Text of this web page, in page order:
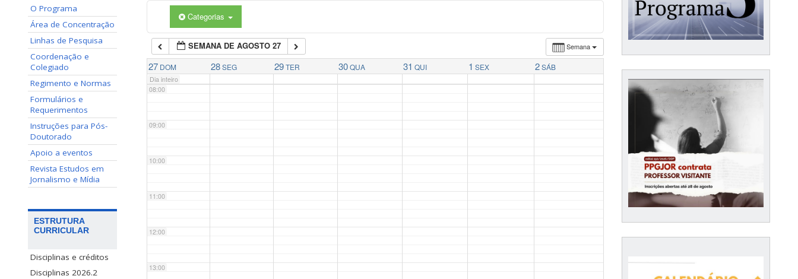
O Programa
Área de Concentração
Linhas de Pesquisa
Coordenação e
Colegiado
Regimento e Normas
Formulários e
Requerimentos
Instruções para Pós-
Doutorado
Apoio a eventos
Revista Estudos em
Jornalismo e Mídia
ESTRUTURA
CURRICULAR
Disciplinas e créditos
Disciplinas 2026.2
Categorias
Semana
SEMANA DE AGOSTO 27
27 DOM 28 SEG 29 TER 30 QUA 31 QUI 1 SEX 2 SÁB
Dia inteiro
07:00
08:00
09:00
10:00
11:00
12:00
13:00